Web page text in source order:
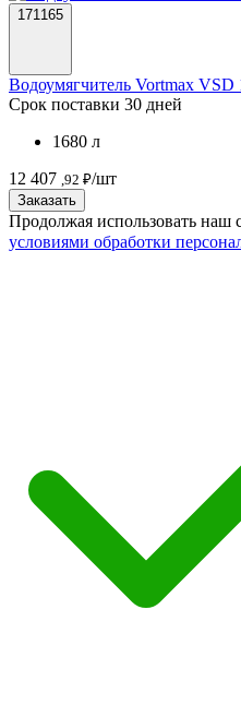
171165
Водоумягчитель Vortmax VSD
Срок поставки 30 дней
1680 л
12 407 ,92 ₽/шт
Заказать
Продолжая использовать наш
условиями обработки